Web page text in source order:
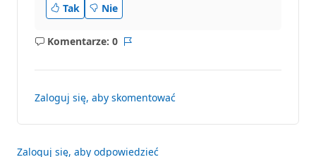
Tak
Nie
Komentarze: 0
Brak
Zaloguj się, aby skomentować
Zaloguj się, aby odpowiedzieć